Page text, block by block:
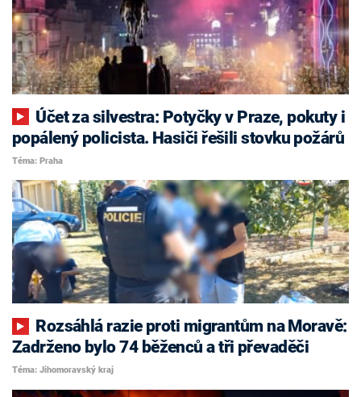
popálený policista. Hasiči řešili stovku požárů
Téma: Praha
Zadrženo bylo 74 běženců a tři převaděči
Téma: Jihomoravský kraj